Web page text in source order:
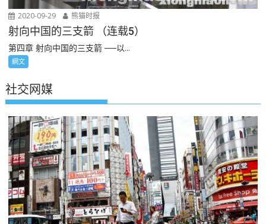
2020-09-29 熊猫时报
射向中国的三支箭 （连载5）
第四章 射向中国的三支箭 ──以...
網文
社交网媒